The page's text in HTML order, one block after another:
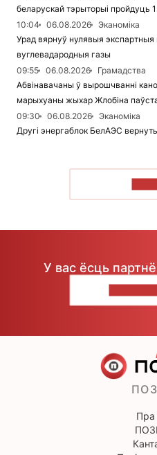
беларускай тэрыторыі пройдуць
10:04
06.08.2026
Эканоміка
Урад вярнуў нулявыя экспартныя
вуглевадародныя газы
09:55
06.08.2026
Грамадства
Абвінавачаны ў вырошчванні
марыхуаны жыхар Жлобіна
09:30
06.08.2026
Эканоміка
Другі энергаблок БелАЭС
У вас ёсць
Пра